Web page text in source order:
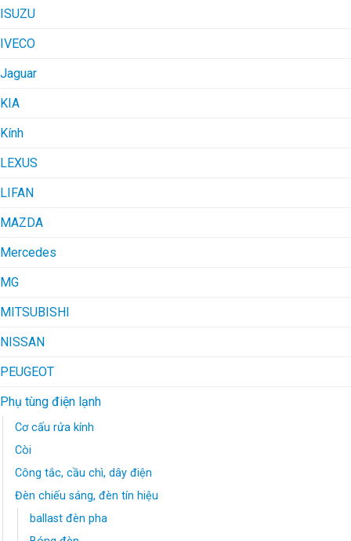
ISUZU
IVECO
Jaguar
KIA
Kính
LEXUS
LIFAN
MAZDA
Mercedes
MG
MITSUBISHI
NISSAN
PEUGEOT
Phụ tùng điện lạnh
Cơ cấu rửa kính
Còi
Công tắc, cầu chì, dây điện
Đèn chiếu sáng, đèn tín hiệu
ballast đèn pha